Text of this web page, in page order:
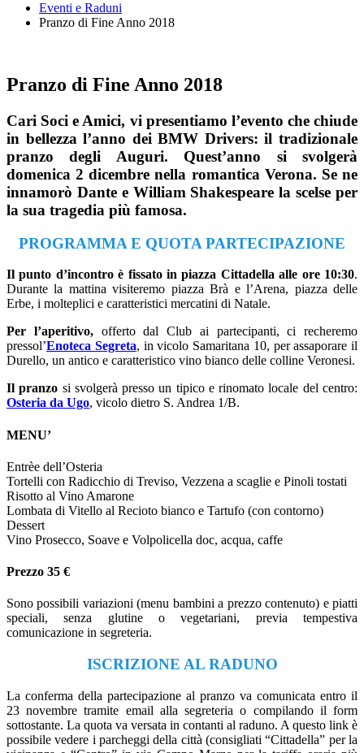
Eventi e Raduni
Pranzo di Fine Anno 2018
Pranzo di Fine Anno 2018
Cari Soci e Amici, vi presentiamo l’evento che chiude
in bellezza l’anno dei BMW Drivers: il tradizionale
pranzo degli Auguri. Quest’anno si svolgerà
domenica 2 dicembre nella romantica Verona. Se ne
innamorò Dante e William Shakespeare la scelse per
la sua tragedia più famosa.
PROGRAMMA E QUOTA PARTECIPAZIONE
Il punto d’incontro è fissato in piazza Cittadella alle ore 10:30.
Durante la mattina visiteremo piazza Brà e l’Arena, piazza delle
Erbe, i molteplici e caratteristici mercatini di Natale.
Per l’aperitivo,offerto dal Club ai partecipanti, ci recheremo
pressol’Enoteca Segreta, in vicolo Samaritana 10, per assaporare il
Durello, un antico e caratteristico vino bianco delle colline Veronesi.
Il pranzo si svolgerà presso un tipico e rinomato locale del centro:
Osteria da Ugo, vicolo dietro S. Andrea 1/B.
MENU’
Entrèe dell’Osteria
Tortelli con Radicchio di Treviso, Vezzena a scaglie e Pinoli tostati
Risotto al Vino Amarone
Lombata di Vitello al Recioto bianco e Tartufo (con contorno)
Dessert
Vino Prosecco, Soave e Volpolicella doc, acqua, caffe
Prezzo 35 €
Sono possibili variazioni (menu bambini a prezzo contenuto) e piatti
speciali, senza glutine o vegetariani, previa tempestiva
comunicazione in segreteria.
ISCRIZIONE AL RADUNO
La conferma della partecipazione al pranzo va comunicata entro il
23 novembre tramite email alla segreteria o compilando il form
sottostante. La quota va versata in contanti al raduno. A questo link è
possibile vedere i parcheggi della città (consigliati “Cittadella” per la